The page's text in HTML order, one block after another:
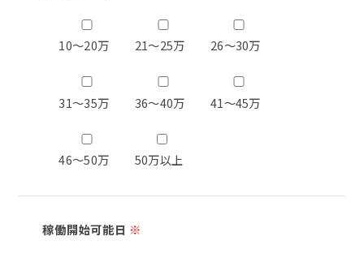
10～20万 21～25万 26～30万
31～35万 36～40万 41～45万
46～50万 50万以上
稼働開始可能日 ※